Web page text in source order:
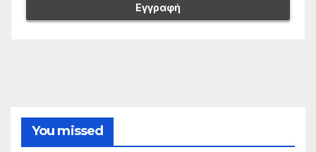
You missed